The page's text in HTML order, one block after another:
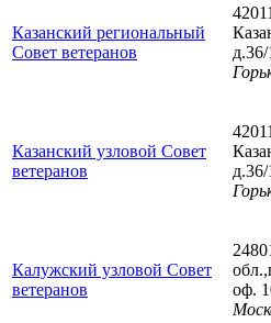
Казанский региональный
Совет ветеранов
Казанский узловой Совет
ветеранов
Калужский узловой Совет
ветеранов
оф.